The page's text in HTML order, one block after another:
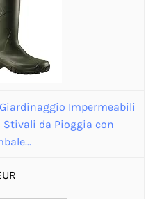
Impermeabili
Stivali da Pioggia con